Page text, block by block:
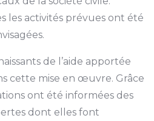
les activités prévues ont été
de l’aide apportée
cette mise en œuvre. Grâce
ont été informées des
dont elles font